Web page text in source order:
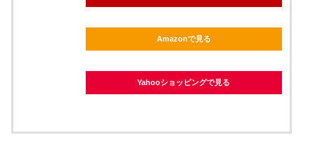
Amazonで見る
Yahooショッピングで見る